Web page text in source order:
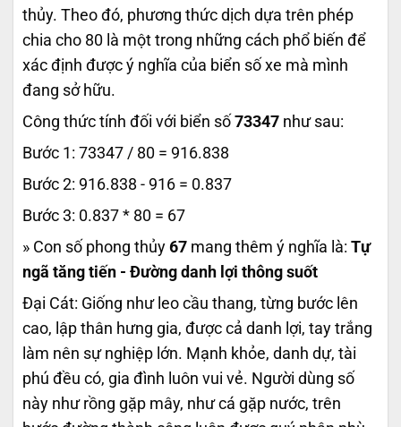
thủy. Theo đó, phương thức dịch dựa trên phép
chia cho 80 là một trong những cách phổ biến để
xác định được ý nghĩa của biển số xe mà mình
đang sở hữu.
Công thức tính đối với biển số 73347 như sau:
Bước 1: 73347 / 80 = 916.838
Bước 2: 916.838 - 916 = 0.837
Bước 3: 0.837 * 80 = 67
» Con số phong thủy 67 mang thêm ý nghĩa là: Tự
ngã tăng tiến - Đường danh lợi thông suốt
Đại Cát: Giống như leo cầu thang, từng bước lên
cao, lập thân hưng gia, được cả danh lợi, tay trắng
làm nên sự nghiệp lớn. Mạnh khỏe, danh dự, tài
phú đều có, gia đình luôn vui vẻ. Người dùng số
này như rồng gặp mây, như cá gặp nước, trên